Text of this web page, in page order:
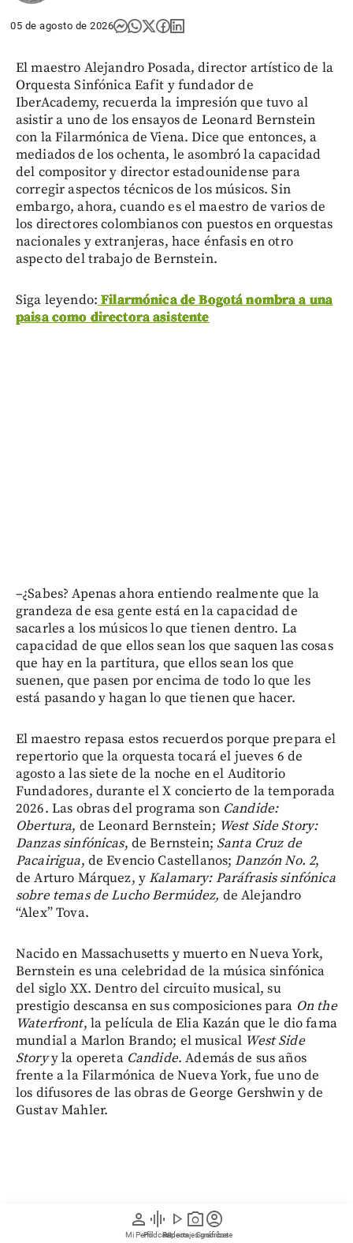
person
Mi Perfil
graphic_eq
Pódcast
play_arrow
Videos
photo_camera
Reportajes gráficos
account_circle
Suscríbete
05 de agosto de 2026
El maestro Alejandro Posada, director artístico de la
Orquesta Sinfónica Eafit y fundador de
IberAcademy, recuerda la impresión que tuvo al
asistir a uno de los ensayos de Leonard Bernstein
con la Filarmónica de Viena. Dice que entonces, a
mediados de los ochenta, le asombró la capacidad
del compositor y director estadounidense para
corregir aspectos técnicos de los músicos. Sin
embargo, ahora, cuando es el maestro de varios de
los directores colombianos con puestos en orquestas
nacionales y extranjeras, hace énfasis en otro
aspecto del trabajo de Bernstein.
Siga leyendo: Filarmónica de Bogotá nombra a una
paisa como directora asistente
–¿Sabes? Apenas ahora entiendo realmente que la
grandeza de esa gente está en la capacidad de
sacarles a los músicos lo que tienen dentro. La
capacidad de que ellos sean los que saquen las cosas
que hay en la partitura, que ellos sean los que
suenen, que pasen por encima de todo lo que les
está pasando y hagan lo que tienen que hacer.
El maestro repasa estos recuerdos porque prepara el
repertorio que la orquesta tocará el jueves 6 de
agosto a las siete de la noche en el Auditorio
Fundadores, durante el X concierto de la temporada
2026. Las obras del programa son Candide:
Obertura, de Leonard Bernstein; West Side Story:
Danzas sinfónicas, de Bernstein; Santa Cruz de
Pacairigua, de Evencio Castellanos;Danzón No. 2,
de Arturo Márquez, yKalamary: Paráfrasis sinfónica
sobre temas de Lucho Bermúdez, de Alejandro
“Alex” Tova.
Nacido en Massachusetts y muerto en Nueva York,
Bernstein es una celebridad de la música sinfónica
del siglo XX. Dentro del circuito musical, su
prestigio descansa en sus composiciones para On the
Waterfront, la película de Elia Kazán que le dio fama
mundial a Marlon Brando; el musical West Side
Storyy la opereta Candide. Además de sus años
frente a la Filarmónica de Nueva York, fue uno de
los difusores de las obras de George Gershwin y de
Gustav Mahler.